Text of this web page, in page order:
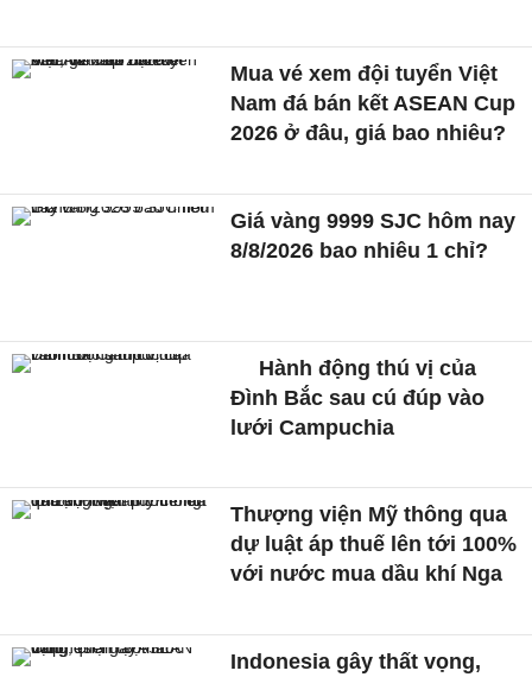
Mua vé xem đội tuyển Việt
Nam đá bán kết ASEAN Cup
2026 ở đâu, giá bao nhiêu?
Giá vàng 9999 SJC hôm nay
8/8/2026 bao nhiêu 1 chỉ?
Hành động thú vị của
Đình Bắc sau cú đúp vào
lưới Campuchia
Thượng viện Mỹ thông qua
dự luật áp thuế lên tới 100%
với nước mua dầu khí Nga
Indonesia gây thất vọng,